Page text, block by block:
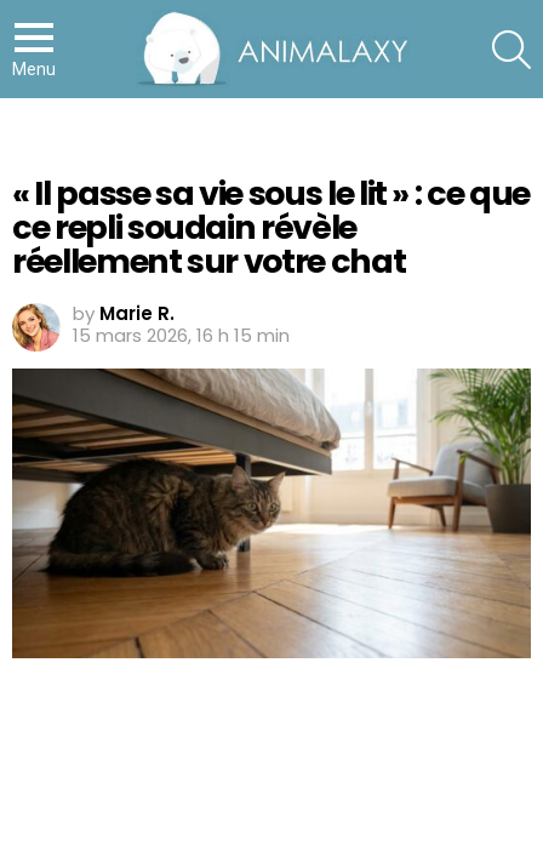
Menu
« Il passe sa vie sous le lit » : ce que
ce repli soudain révèle
réellement sur votre chat
by Marie R.
15 mars 2026, 16 h 15 min